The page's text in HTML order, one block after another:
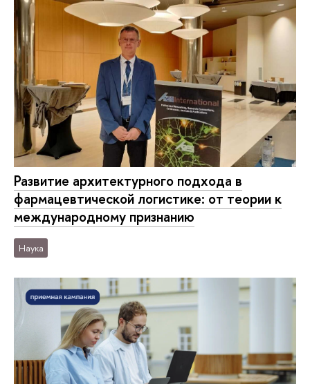
Развитие архитектурного подхода в
фармацевтической логистике: от теории к
международному признанию
Наука